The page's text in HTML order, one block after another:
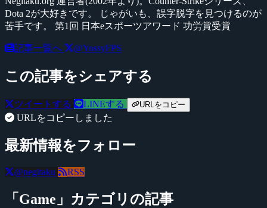
Dota 2が大好きです。 じゃがいも、誤字脱字を見つけるのが
苦手です。 第1回 日本eスポーツアワード 功労賞受賞
記事一覧へ @YossyFPS
この記事をシェアする
ツイートする LINEする URLをコピー
URLをコピーしました
最新情報をフォロー
@negitaku RSS
「Game」カテゴリの記事